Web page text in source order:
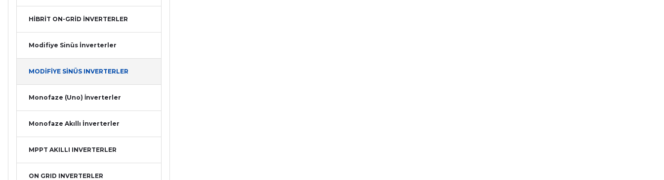
HİBRİT ON-GRİD İNVERTERLER
Modifiye Sinüs İnverterler
MODİFİYE SİNÜS INVERTERLER
Monofaze (Uno) İnverterler
Monofaze Akıllı İnverterler
MPPT AKILLI INVERTERLER
ON GRID INVERTERLER